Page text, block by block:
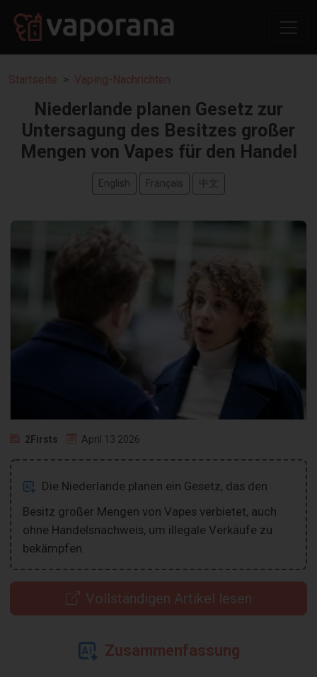
Startseite Vaping-Nachrichten
Niederlande planen Gesetz zur
Untersagung des Besitzes großer
Mengen von Vapes für den Handel
English Français 中文
2Firsts April 13 2026
Die Niederlande planen ein Gesetz, das den
Besitz großer Mengen von Vapes verbietet, auch
ohne Handelsnachweis, um illegale Verkäufe zu
bekämpfen.
Vollständigen Artikel lesen
Zusammenfassung